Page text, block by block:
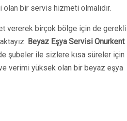
bir servis hizmeti olmalıdır.
vererek birçok bölge için de gerekli
Beyaz Eşya Servisi Onurkent
şubeler ile sizlere kısa süreler için
verimi yüksek olan bir beyaz eşya